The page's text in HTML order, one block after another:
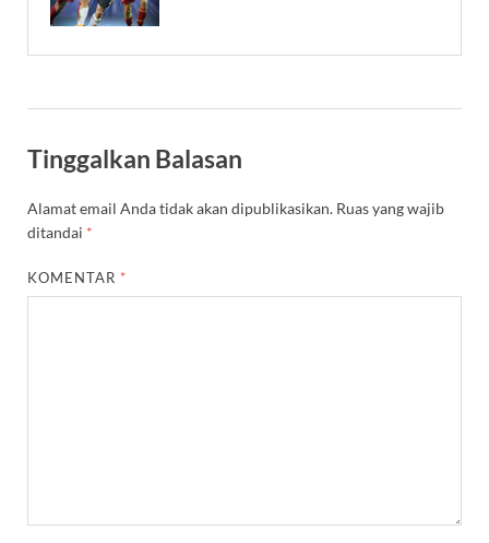
Tinggalkan Balasan
Alamat email Anda tidak akan dipublikasikan. Ruas yang wajib
ditandai *
KOMENTAR *